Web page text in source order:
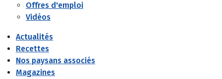
Offres d'emploi
Vidéos
Actualités
Recettes
Nos paysans associés
Magazines